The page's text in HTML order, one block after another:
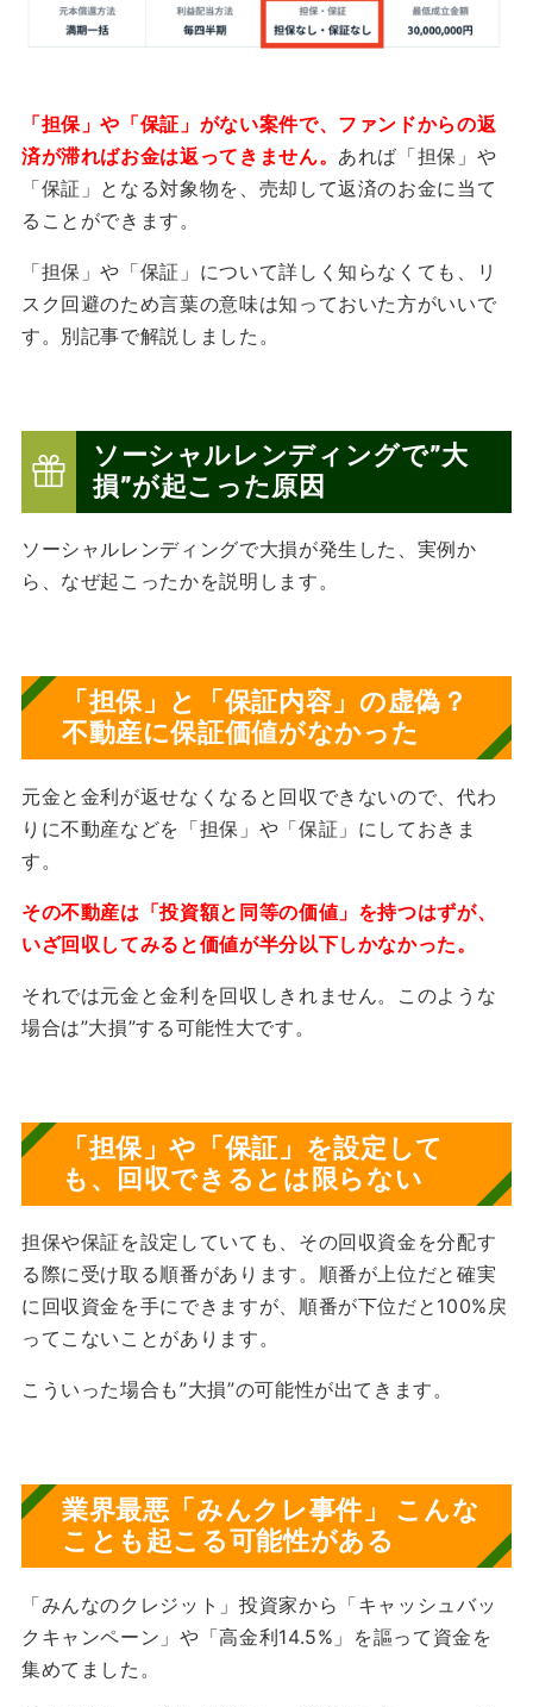
「担保」や「保証」がない案件で、ファンドからの返
済が滞ればお金は返ってきません。 あれば「担保」や
「保証」となる対象物を、売却して返済のお金に当て
ることができます。
「担保」や「保証」について詳しく知らなくても、リ
スク回避のため言葉の意味は知っておいた方がいいで
す。別記事で解説しました。
ソーシャルレンディングで”大
損”が起こった原因
ソーシャルレンディングで大損が発生した、実例か
ら、なぜ起こったかを説明します。
「担保」と「保証内容」の虚偽？
不動産に保証価値がなかった
元金と金利が返せなくなると回収できないので、代わ
りに不動産などを「担保」や「保証」にしておきま
す。
その不動産は「投資額と同等の価値」を持つはずが、
いざ回収してみると価値が半分以下しかなかった。
それでは元金と金利を回収しきれません。このような
場合は”大損”する可能性大です。
「担保」や「保証」を設定して
も、回収できるとは限らない
担保や保証を設定していても、その回収資金を分配す
る際に受け取る順番があります。順番が上位だと確実
に回収資金を手にできますが、順番が下位だと100%戻
ってこないことがあります。
こういった場合も”大損”の可能性が出てきます。
業界最悪「みんクレ事件」 こんな
ことも起こる可能性がある
「みんなのクレジット」投資家から「キャッシュバッ
クキャンペーン」や「高金利14.5%」を謳って資金を
集めてました。